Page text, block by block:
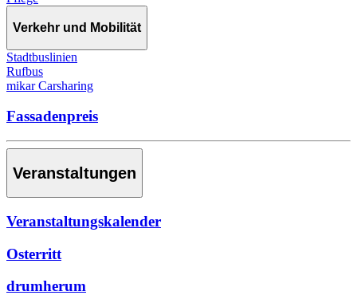
Verkehr und Mobilität
Stadtbuslinien
Rufbus
mikar Carsharing
Fassadenpreis
Veranstaltungen
Veranstaltungskalender
Osterritt
drumherum